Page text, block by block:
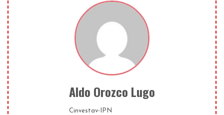
Aldo Orozco Lugo
Cinvestav-IPN